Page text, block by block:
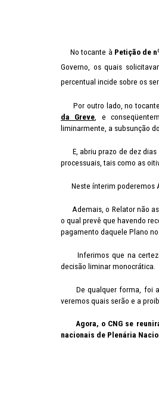
No tocante à Petição de
Governo, os quais
percentual incide sobre os
Por outro lado, no
da Greve, e
liminarmente, a subsunção
E, abriu prazo de dez dias
processuais, tais como as
Neste ínterim poderemos
Ademais, o Relator não
o qual prevê que havendo
pagamento daquele Plano
Inferimos que na certeza
decisão liminar monocrática.
De qualquer forma, foi
veremos quais serão e a
Agora, o CNG se reunirá
nacionais de Plenária